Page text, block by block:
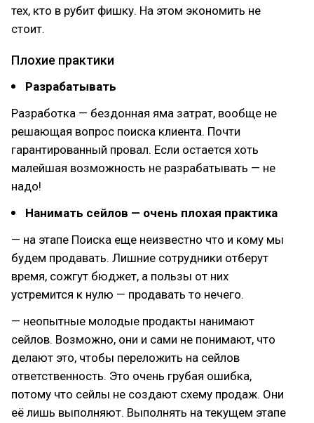
тех, кто в рубит фишку. На этом экономить не
стоит.
Плохие практики
Разрабатывать
Разработка — бездонная яма затрат, вообще не
решающая вопрос поиска клиента. Почти
гарантированный провал. Если остается хоть
малейшая возможность не разрабатывать — не
надо!
Нанимать сейлов — очень плохая практика
— на этапе Поиска еще неизвестно что и кому мы
будем продавать. Лишние сотрудники отберут
время, сожгут бюджет, а пользы от них
устремится к нулю — продавать то нечего.
— неопытные молодые продакты нанимают
сейлов. Возможно, они и сами не понимают, что
делают это, чтобы переложить на сейлов
ответственность. Это очень грубая ошибка,
потому что сейлы не создают схему продаж. Они
её лишь выполняют. Выполнять на текущем этапе